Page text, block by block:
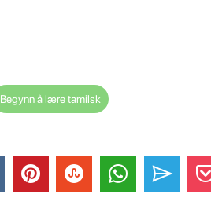
Begynn å lære tamilsk